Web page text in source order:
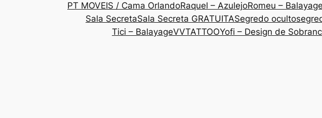
PT MOVEIS / Cama OrlandoRaquel – AzulejoRomeu –
Sala SecretaSala Secreta GRATUITASegredo oculto
Tici – BalayageVVTATTOOYofi – Design de